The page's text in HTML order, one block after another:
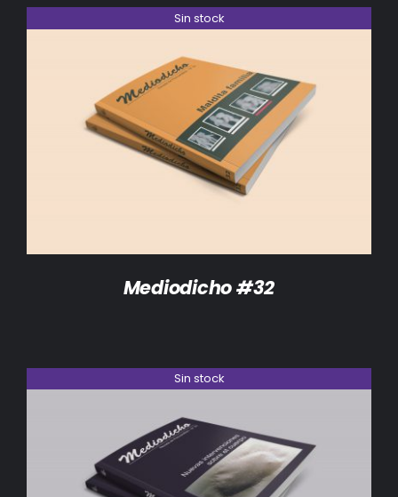
Sin stock
DETALLES
Mediodicho #32
Sin stock